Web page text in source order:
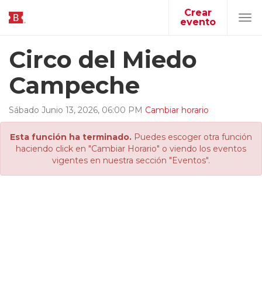
Crear
evento
Circo del Miedo
Campeche
Sábado Junio 13, 2026, 06:00 PM Cambiar horario
Esta función ha terminado. Puedes escoger otra función
haciendo click en "Cambiar Horario" o viendo los eventos
vigentes en nuestra sección "Eventos".